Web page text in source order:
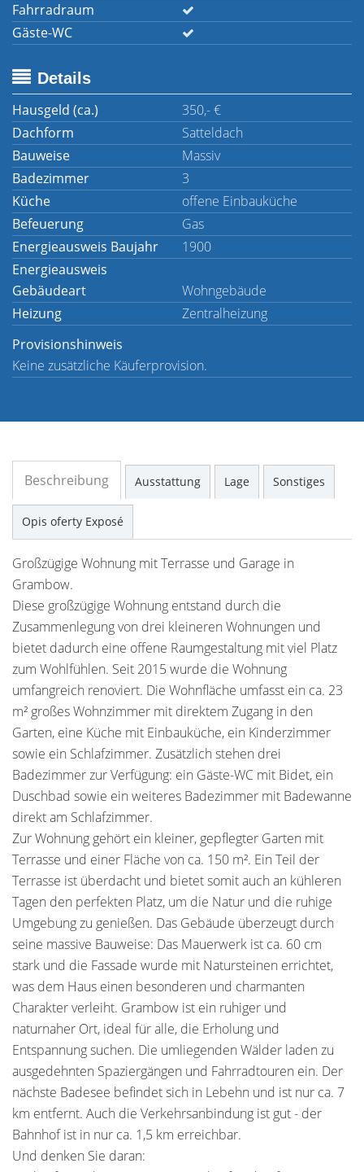
Fahrradraum
Gäste-WC
Details
Hausgeld (ca.)
350,- €
Dachform
Satteldach
Bauweise
Massiv
Badezimmer
3
Küche
offene Einbauküche
Befeuerung
Gas
Energieausweis Baujahr
1900
Energieausweis
Gebäudeart
Wohngebäude
Heizung
Zentralheizung
Provisionshinweis
Keine zusätzliche Käuferprovision.
Beschreibung Ausstattung Lage Sonstiges
Opis oferty Exposé
Großzügige Wohnung mit Terrasse und Garage in
Grambow.
Diese großzügige Wohnung entstand durch die
Zusammenlegung von drei kleineren Wohnungen und
bietet dadurch eine offene Raumgestaltung mit viel Platz
zum Wohlfühlen. Seit 2015 wurde die Wohnung
umfangreich renoviert. Die Wohnfläche umfasst ein ca. 23
m² großes Wohnzimmer mit direktem Zugang in den
Garten, eine Küche mit Einbauküche, ein Kinderzimmer
sowie ein Schlafzimmer. Zusätzlich stehen drei
Badezimmer zur Verfügung: ein Gäste-WC mit Bidet, ein
Duschbad sowie ein weiteres Badezimmer mit Badewanne
direkt am Schlafzimmer.
Zur Wohnung gehört ein kleiner, gepflegter Garten mit
Terrasse und einer Fläche von ca. 150 m². Ein Teil der
Terrasse ist überdacht und bietet somit auch an kühleren
Tagen den perfekten Platz, um die Natur und die ruhige
Umgebung zu genießen. Das Gebäude überzeugt durch
seine massive Bauweise: Das Mauerwerk ist ca. 60 cm
stark und die Fassade wurde mit Natursteinen errichtet,
was dem Haus einen besonderen und charmanten
Charakter verleiht. Grambow ist ein ruhiger und
naturnaher Ort, ideal für alle, die Erholung und
Entspannung suchen. Die umliegenden Wälder laden zu
ausgedehnten Spaziergängen und Fahrradtouren ein. Der
nächste Badesee befindet sich in Lebehn und ist nur ca. 7
km entfernt. Auch die Verkehrsanbindung ist gut - der
Bahnhof ist in nur ca. 1,5 km erreichbar.
Und denken Sie daran: